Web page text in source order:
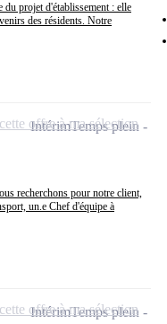
projet d'établissement : elle
des résidents. Notre
recherchons pour notre client,
un.e Chef d'équipe à
IntérimTemps plein
offre à ma sélection
IntérimTemps plein
offre à ma sélection